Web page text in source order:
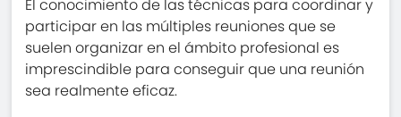
El conocimiento de las técnicas para coordinar y
participar en las múltiples reuniones que se
suelen organizar en el ámbito profesional es
imprescindible para conseguir que una reunión
sea realmente eficaz.